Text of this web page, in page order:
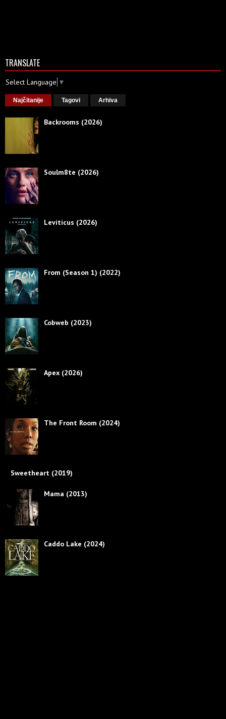
TRANSLATE
Select Language ▼
Najčitanije Tagovi Arhiva
Backrooms (2026)
Soulm8te (2026)
Leviticus (2026)
From (Season 1) (2022)
Cobweb (2023)
Apex (2026)
The Front Room (2024)
Sweetheart (2019)
Mama (2013)
Caddo Lake (2024)